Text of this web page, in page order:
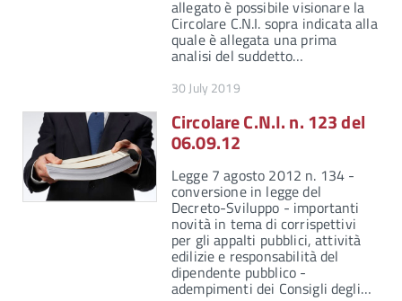
allegato è possibile visionare la
Circolare C.N.I. sopra indicata alla
quale è allegata una prima
analisi del suddetto…
30 July 2019
Circolare C.N.I. n. 123 del
06.09.12
Legge 7 agosto 2012 n. 134 -
conversione in legge del
Decreto-Sviluppo - importanti
novità in tema di corrispettivi
per gli appalti pubblici, attività
edilizie e responsabilità del
dipendente pubblico -
adempimenti dei Consigli degli…